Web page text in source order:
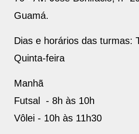
Guamá.
Dias e horários das turmas:
Quinta-feira
Manhã
Futsal - 8h às 10h
Vôlei - 10h às 11h30